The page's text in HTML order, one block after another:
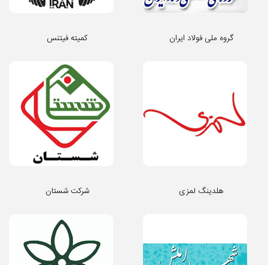
کمیته فیتنس گروه ملی فولاد ایران
شرکت شستان هلدینگ لمزی